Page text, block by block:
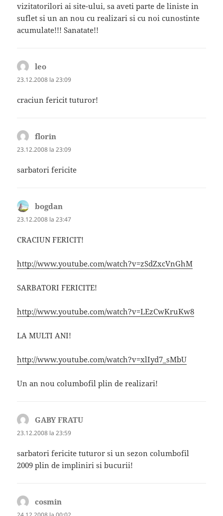
vizitatorilori ai site-ului, sa aveti parte de liniste in
suflet si un an nou cu realizari si cu noi cunostinte
acumulate!!! Sanatate!!
leo
23.12.2008 la 23:09
craciun fericit tuturor!
florin
23.12.2008 la 23:09
sarbatori fericite
bogdan
23.12.2008 la 23:47
CRACIUN FERICIT!
http://www.youtube.com/watch?v=zSdZxcVnGhM
SARBATORI FERICITE!
http://www.youtube.com/watch?v=LEzCwKruKw8
LA MULTI ANI!
http://www.youtube.com/watch?v=xlIyd7_sMbU
Un an nou columbofil plin de realizari!
GABY FRATU
23.12.2008 la 23:59
sarbatori fericite tuturor si un sezon columbofil
2009 plin de impliniri si bucurii!
cosmin